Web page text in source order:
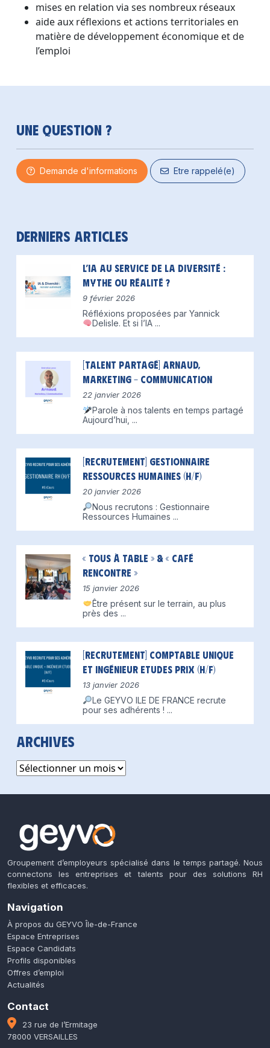
mises en relation via ses nombreux réseaux
aide aux réflexions et actions territoriales en
matière de développement économique et de
l’emploi
Une question ?
Demande d'informations Etre rappelé(e)
Derniers articles
L’IA au service de la diversité :
mythe ou réalité ?
9 février 2026
Réfléxions proposées par Yannick
Delisle. Et si l’IA ...
[Talent partagé] Arnaud,
Marketing – Communication
22 janvier 2026
Parole à nos talents en temps partagé
Aujourd’hui, ...
[Recrutement] Gestionnaire
Ressources Humaines (H/F)
20 janvier 2026
Nous recrutons : Gestionnaire
Ressources Humaines ...
« Tous à table » & « Café
Rencontre »
15 janvier 2026
Être présent sur le terrain, au plus
près des ...
[Recrutement] Comptable unique
et Ingénieur Etudes Prix (H/F)
13 janvier 2026
Le GEYVO ILE DE FRANCE recrute
pour ses adhérents ! ...
Archives
Archives
Groupement d’employeurs spécialisé dans le temps partagé. Nous
connectons les entreprises et talents pour des solutions RH
flexibles et efficaces.
Navigation
À propos du GEYVO Île-de-France
Espace Entreprises
Espace Candidats
Profils disponibles
Offres d’emploi
Actualités
Contact
23 rue de l’Ermitage
78000 VERSAILLES